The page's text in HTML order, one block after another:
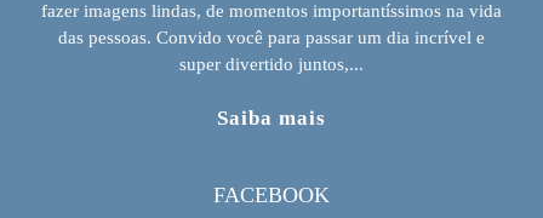
fazer imagens lindas, de momentos importantíssimos na vida
das pessoas. Convido você para passar um dia incrível e
super divertido juntos,...
Saiba mais
FACEBOOK